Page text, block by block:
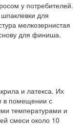
у потребителей.
для
мелкозернистая
для финиша.
и латекса. Их
в помещении с
температурами и
смеси около 10